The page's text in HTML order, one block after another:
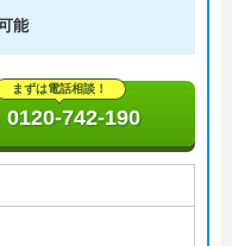
能
まずは電話相談！
0120-742-190